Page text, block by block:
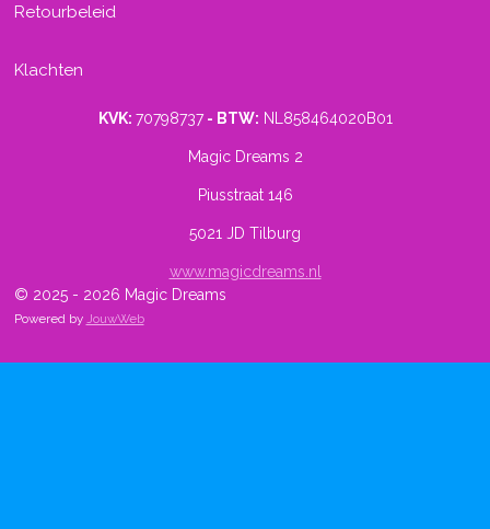
Retourbeleid
Klachten
KVK: 70798737- BTW: NL858464020B01
Magic Dreams 2
Piusstraat 146
5021 JD Tilburg
www.magicdreams.nl
© 2025 - 2026 Magic Dreams
Powered by JouwWeb